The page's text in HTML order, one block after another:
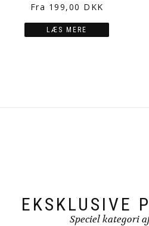
Fra 199,00 DKK
LÆS MERE
EKSKLUSIVE
Speciel kategori